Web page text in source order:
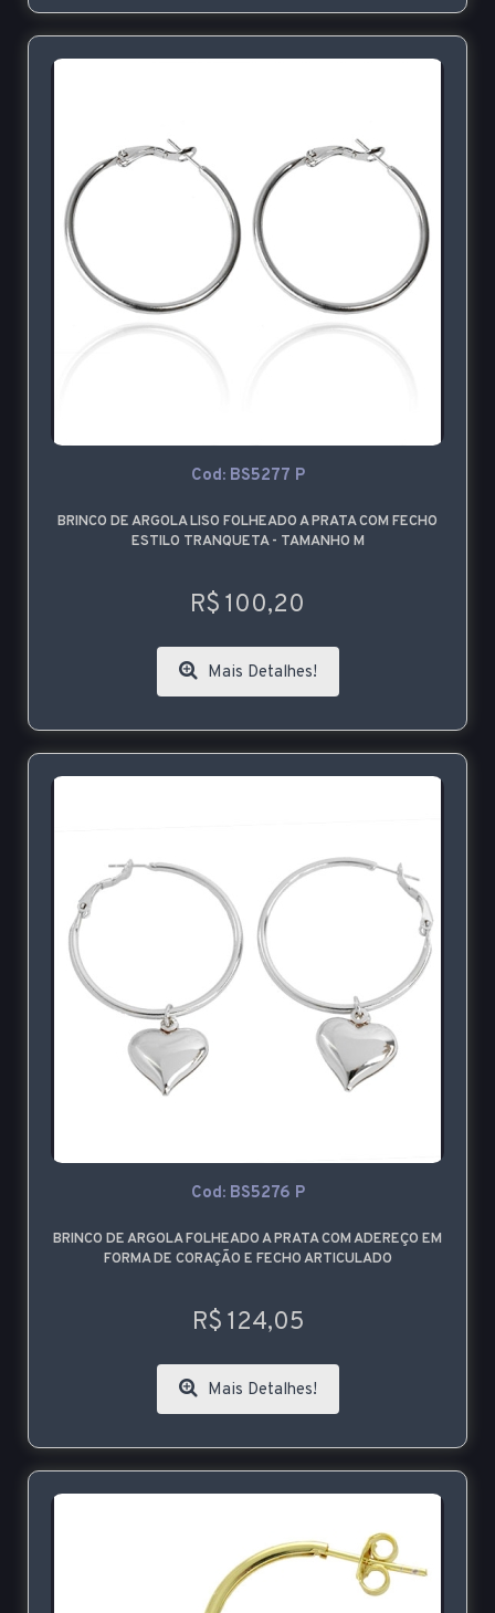
Cod: BS5277 P
BRINCO DE ARGOLA LISO FOLHEADO A PRATA COM FECHO
ESTILO TRANQUETA - TAMANHO M
R$ 100,20
Mais Detalhes!
Cod: BS5276 P
BRINCO DE ARGOLA FOLHEADO A PRATA COM ADEREÇO EM
FORMA DE CORAÇÃO E FECHO ARTICULADO
R$ 124,05
Mais Detalhes!